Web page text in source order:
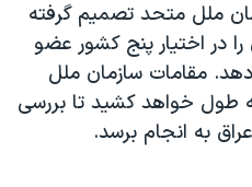
ایران
ملل متحد تصميم گرفته
در اختيار پنج کشور عضو
مقامات سازمان ملل
طول خواهد کشيد تا بررسی
به انجام برسد.